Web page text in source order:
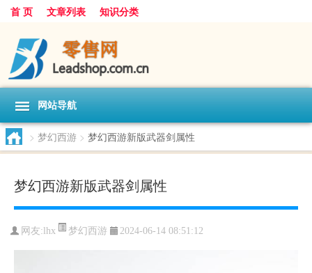
首 页 文章列表 知识分类
网站导航
> 梦幻西游 > 梦幻西游新版武器剑属性
梦幻西游新版武器剑属性
网友:lhx 梦幻西游 2024-06-14 08:51:12